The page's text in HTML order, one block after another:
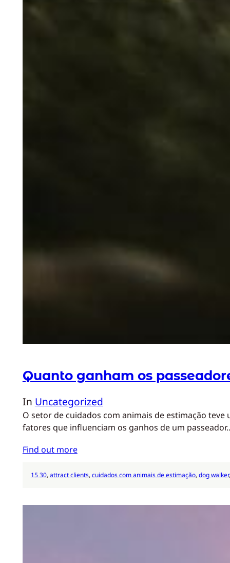
Quanto ganham os
In Uncategorized
O setor de cuidados com animais de estimação
fatores que influenciam os ganhos de um
Find out more
15 30, attract clients, cuidados com animais de estimação, dog walker